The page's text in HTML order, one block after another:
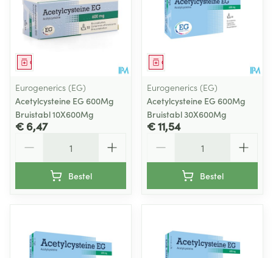
Geneesmiddel
Eurogenerics (EG)
Acetylcysteine EG 600Mg
Bruistabl 10X600Mg
€ 6,47
Bestel
Geneesmiddel
Eurogenerics (EG)
Acetylcysteine EG 600Mg
Bruistabl 30X600Mg
€ 11,54
Bestel